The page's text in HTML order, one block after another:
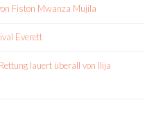
Fiston Mwanza Mujila
Everett
lauert überall von Ilija